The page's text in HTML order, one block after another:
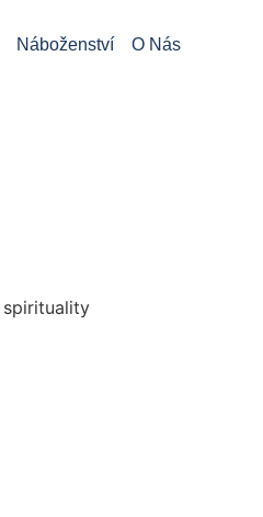
Náboženství O Nás